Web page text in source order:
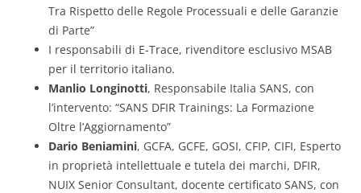
Tra Rispetto delle Regole Processuali e delle Garanzie
di Parte”
I responsabili di E-Trace, rivenditore esclusivo MSAB
per il territorio italiano.
Manlio Longinotti, Responsabile Italia SANS, con
l’intervento: “SANS DFIR Trainings: La Formazione
Oltre l’Aggiornamento”
Dario Beniamini, GCFA, GCFE, GOSI, CFIP, CIFI, Esperto
in proprietà intellettuale e tutela dei marchi, DFIR,
NUIX Senior Consultant, docente certificato SANS, con